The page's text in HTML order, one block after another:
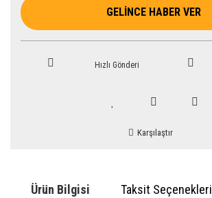
GELİNCE HABER VER
Hızlı Gönderi
Karşılaştır
Ürün Bilgisi Taksit Seçenekleri